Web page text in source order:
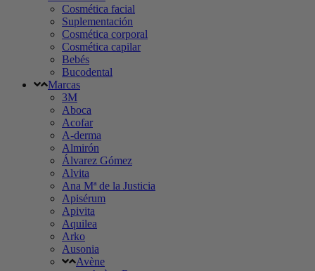
Cosmética facial
Suplementación
Cosmética corporal
Cosmética capilar
Bebés
Bucodental
Marcas
3M
Aboca
Acofar
A-derma
Almirón
Álvarez Gómez
Alvita
Ana Mª de la Justicia
Apisérum
Apivita
Aquilea
Arko
Ausonia
Avène